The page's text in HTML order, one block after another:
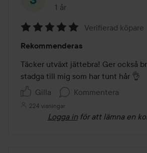
1 år
Inlägget skapades 1 år
5
av
5
Verifierad köpare
Rekommenderas
Täcker utväxt jättebra! Ger också
stadga till mig som har tunt hår 👌
Gilla
Kommentera
224 visningar
Logga in för att lämna en